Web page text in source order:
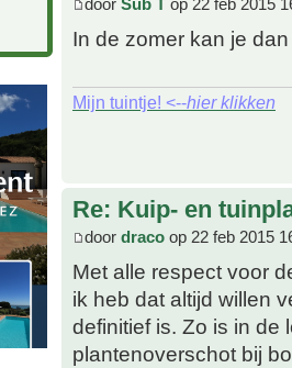
door Sub T op 22 feb 2015
In de zomer kan je
Mijn tuintje! <--hier klikken
Re: Kuip- en
door draco op 22 feb 2015
Met alle respect voor
ik heb dat altijd willen
definitief is. Zo is in de
plantenoverschot bij